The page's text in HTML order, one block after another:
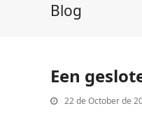
Blog
Een
22 de October de